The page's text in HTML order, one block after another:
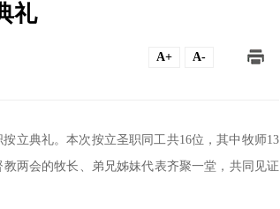
礼
A+ A-
立典礼。本次按立圣职同工共16位，其中牧师13
两会的牧长、弟兄姊妹代表齐聚一堂，共同见证